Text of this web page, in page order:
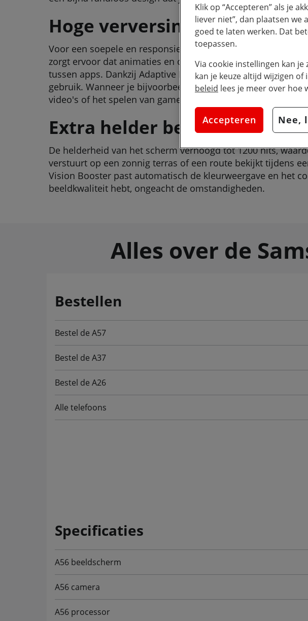
Hoge verversingssnelheid
Voor een soepele en responsieve gebruikservaring is de
zorgt ervoor dat animaties en overgangen vloeiend
tussen apps. Dankzij Adaptive Refresh Rate-technologie
gebruik. Wanneer je bijvoorbeeld een boek of artikel leest,
video's of het spelen van games wordt de snelheid juist
Extra helder beeld
De helderheid van het scherm verhoogd tot 1200 nits,
verstuurt op een zonnig terras of een route bekijkt tijdens
Vision Booster past automatisch de kleurweergave en het
beeldkwaliteit hebt, ongeacht de omstandigheden.
Alles over de
Bestellen
Bestel de A57
Bestel de A37
Bestel de A26
Alle telefoons
Specificaties
A56 beeldscherm
A56 camera
A56 processor
Klik op “Accepteren” als je
liever niet”, dan plaatsen we
goed te laten werken. Dat
toepassen.
Via cookie instellingen kan je
kan je keuze altijd wijzigen
beleid lees je meer over hoe
Accepteren Nee,